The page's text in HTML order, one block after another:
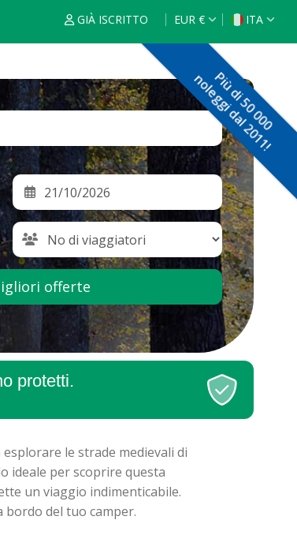
GIÀ ISCRITTO EUR €
€
$
£
$
F
$
R
$
ITA
ESP
NED
Più di 50 000
noleggi dal 2011!
offerte
protetti.
le strade medievali di
ideale per scoprire questa
un viaggio indimenticabile.
bordo del tuo camper.